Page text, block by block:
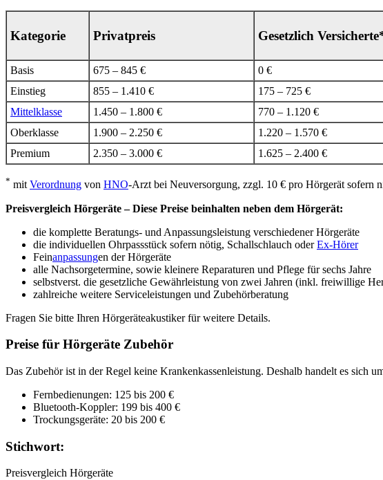
Kategorie Privatpreis Gesetzlich
Basis 675 – 845 €
0 €
Einstieg
855 – 1.410 €
175 – 725 €
Mittelklasse
1.450 – 1.800 €
770 – 1.120 €
Oberklasse
1.900 – 2.250 €
1.220 – 1.570 €
Premium
2.350 – 3.000 € 1.625 – 2.400 €
* mitVerordnung von HNO-Arzt bei Neuversorgung, zzgl. 10 € pro Hörgerät sofern
Preisvergleich Hörgeräte – Diese Preise beinhalten neben dem Hörgerät:
die komplette Beratungs- und Anpassungsleistung verschiedener Hörgeräte
die individuellen Ohrpassstück sofern nötig, Schallschlauch oderEx-Hörer
Feinanpassungen der Hörgeräte
alle Nachsorgetermine, sowie kleinere Reparaturen und Pflege für sechs Jahre
selbstverst. die gesetzliche Gewährleistung von zwei Jahren (inkl. freiwillige
zahlreiche weitere Serviceleistungen und Zubehörberatung
Fragen Sie bitte Ihren Hörgeräteakustiker für weitere Details.
Preise für Hörgeräte Zubehör
Das Zubehör ist in der Regel keine Krankenkassenleistung. Deshalb handelt es sich
Fernbedienungen: 125 bis 200 €
Bluetooth-Koppler: 199 bis 400 €
Trockungsgeräte: 20 bis 200 €
Stichwort:
Preisvergleich Hörgeräte